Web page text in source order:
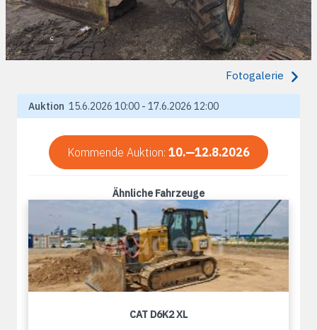
Fotogalerie
Auktion 15.6.2026 10:00 - 17.6.2026 12:00
Kommende Auktion: 10.—12.8.2026
Ähnliche Fahrzeuge
CAT D6K2 XL